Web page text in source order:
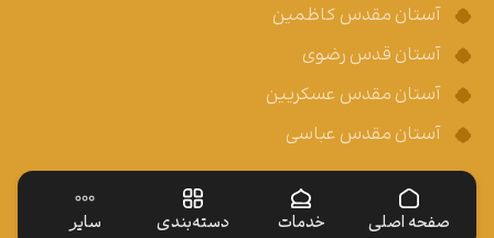
صفحه اصلی خدمات دسته‌بندی سایر
آستان مقدس کاظمین
آستان قدس رضوی
آستان مقدس عسکریین
آستان مقدس عباسی